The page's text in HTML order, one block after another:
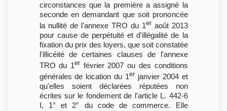
circonstances que la première a assigné la
seconde en demandant que soit prononcée
la nullité de l'annexe TRO du 1er août 2013
pour cause de perpétuité et d'illégalité de la
fixation du prix des loyers, que soit constatée
l'illicéité de certaines clauses de l'annexe
TRO du 1er février 2007 ou des conditions
générales de location du 1er janvier 2004 et
qu'elles soient déclarées réputées non
écrites sur le fondement de l'article L. 442-6
I, 1° et 2° du code de commerce. Elle